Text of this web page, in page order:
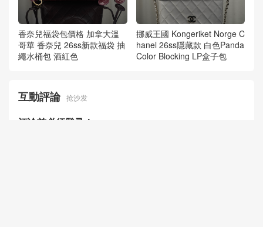
香奈兒福袋包價格 加拿大溫
哥華 香奈兒 26ss新款福袋 抽
繩水桶包 酒紅色
挪威王國 Kongeriket Norge C
hanel 26ss隱藏款 白色Panda
Color Blocking LP盒子包
互動評論 抢沙发
评论前必须登录！